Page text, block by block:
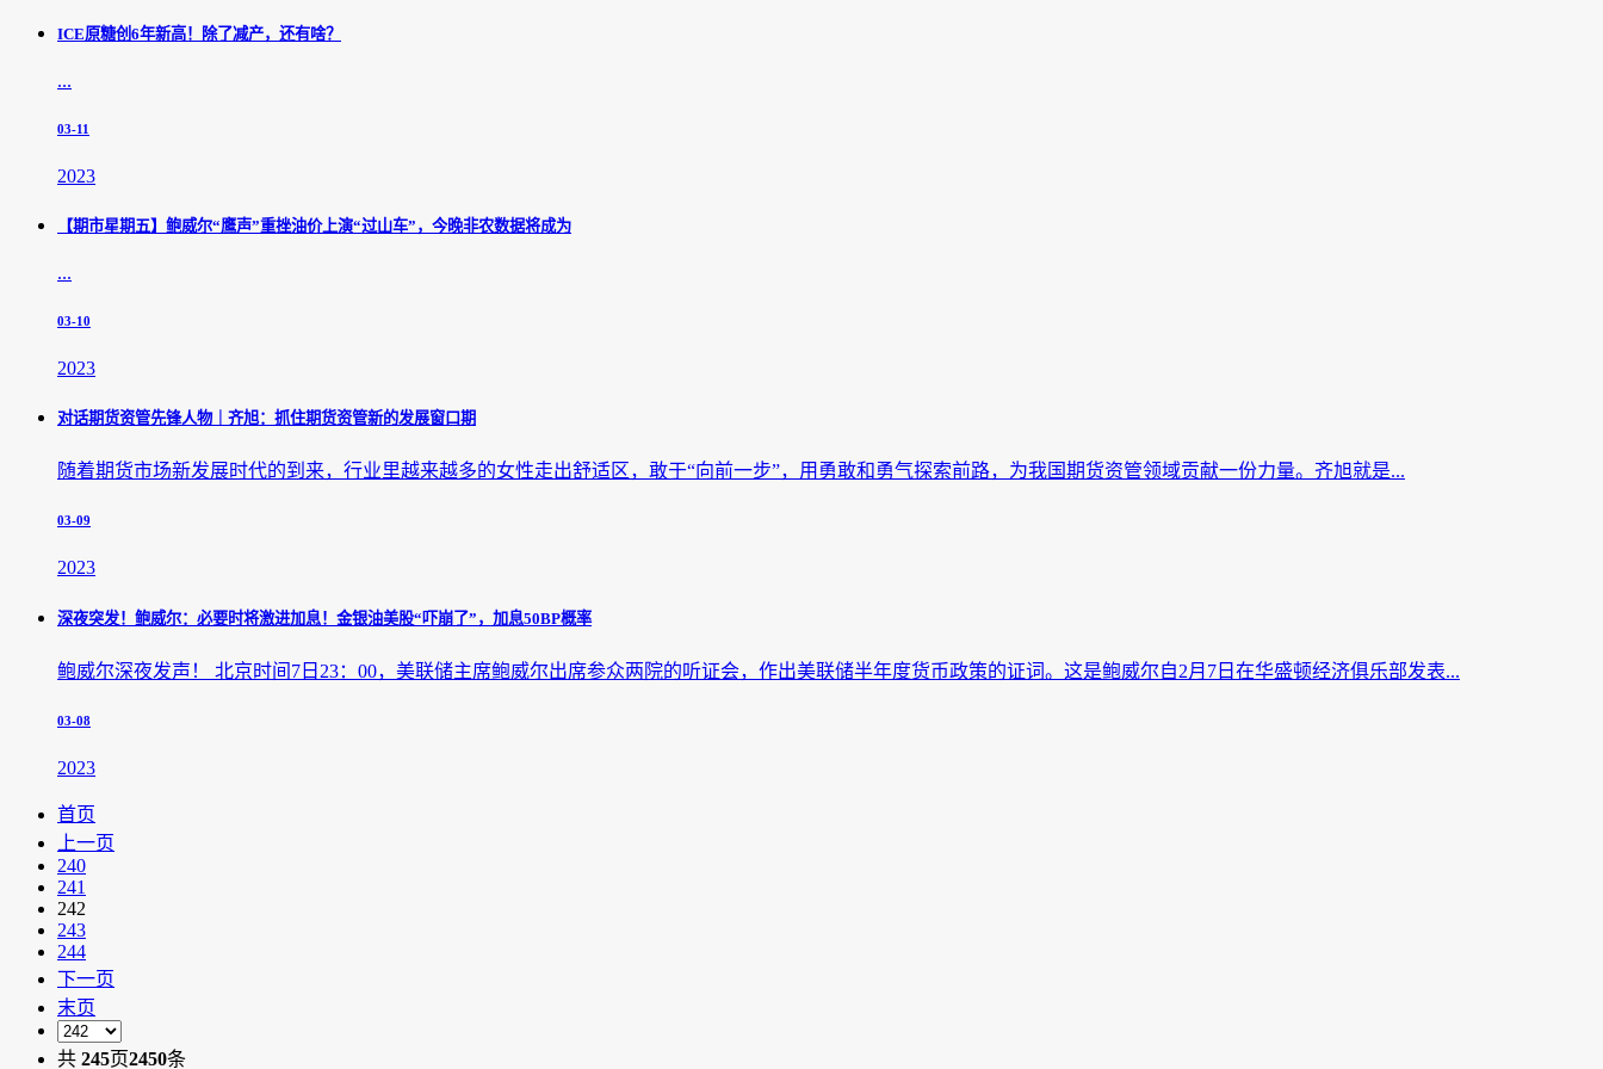
ICE原糖创6年新高！除了减产，还有啥？
...
03-11
2023
【期市星期五】鲍威尔“鹰声”重挫油价上演“过山车”，今晚非农数据将成为
...
03-10
2023
对话期货资管先锋人物｜齐旭：抓住期货资管新的发展窗口期
随着期货市场新发展时代的到来，行业里越来越多的女性走出舒适区，敢于“向前一步”，用勇敢和勇气探索前路，为我国期货资管领域贡献一份力量。齐旭就是...
03-09
2023
深夜突发！鲍威尔：必要时将激进加息！金银油美股“吓崩了”，加息50BP概率
鲍威尔深夜发声！ 北京时间7日23：00，美联储主席鲍威尔出席参众两院的听证会，作出美联储半年度货币政策的证词。这是鲍威尔自2月7日在华盛顿经济俱乐部发表...
03-08
2023
首页
上一页
240
241
242
243
244
下一页
末页
共 245页2450条